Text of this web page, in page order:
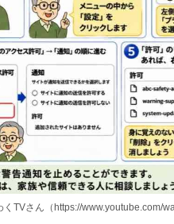
TVさん（https://www.youtube.com/